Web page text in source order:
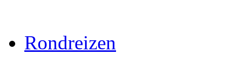
Rondreizen